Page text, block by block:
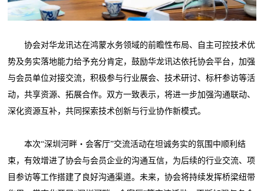
协会对华龙讯达在鸿蒙水务领域的前瞻性布局、自主可控技术优
势及务实落地能力给予充分肯定，鼓励华龙讯达依托协会平台，加强
与会员单位对接交流，积极参与行业展会、技术研讨、标杆参访等活
动，共享资源、拓展合作。双方一致表示，将进一步加强沟通联动、
深化资源互补，共同探索技术创新与行业协作新模式。
本次“深圳河畔・会客厅”交流活动在坦诚务实的氛围中顺利结
束，有效增进了协会与会员企业的沟通互信，为后续的行业交流、项
目参访等工作搭建了良好沟通渠道。未来，协会将持续发挥桥梁纽带